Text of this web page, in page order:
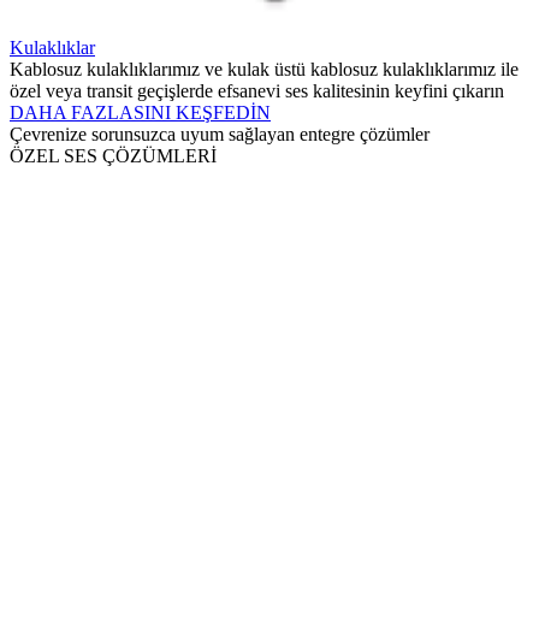
Kulaklıklar
Kablosuz kulaklıklarımız ve kulak üstü kablosuz kulaklıklarımız ile
özel veya transit geçişlerde efsanevi ses kalitesinin keyfini çıkarın
DAHA FAZLASINI KEŞFEDİN
Çevrenize sorunsuzca uyum sağlayan entegre çözümler
ÖZEL SES ÇÖZÜMLERİ